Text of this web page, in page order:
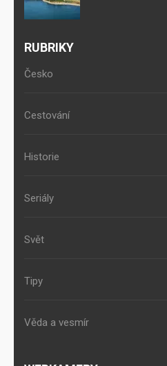
RUBRIKY
Česko
Cestování
Historie
Seriály
Svět
Tipy
Věda a vesmír